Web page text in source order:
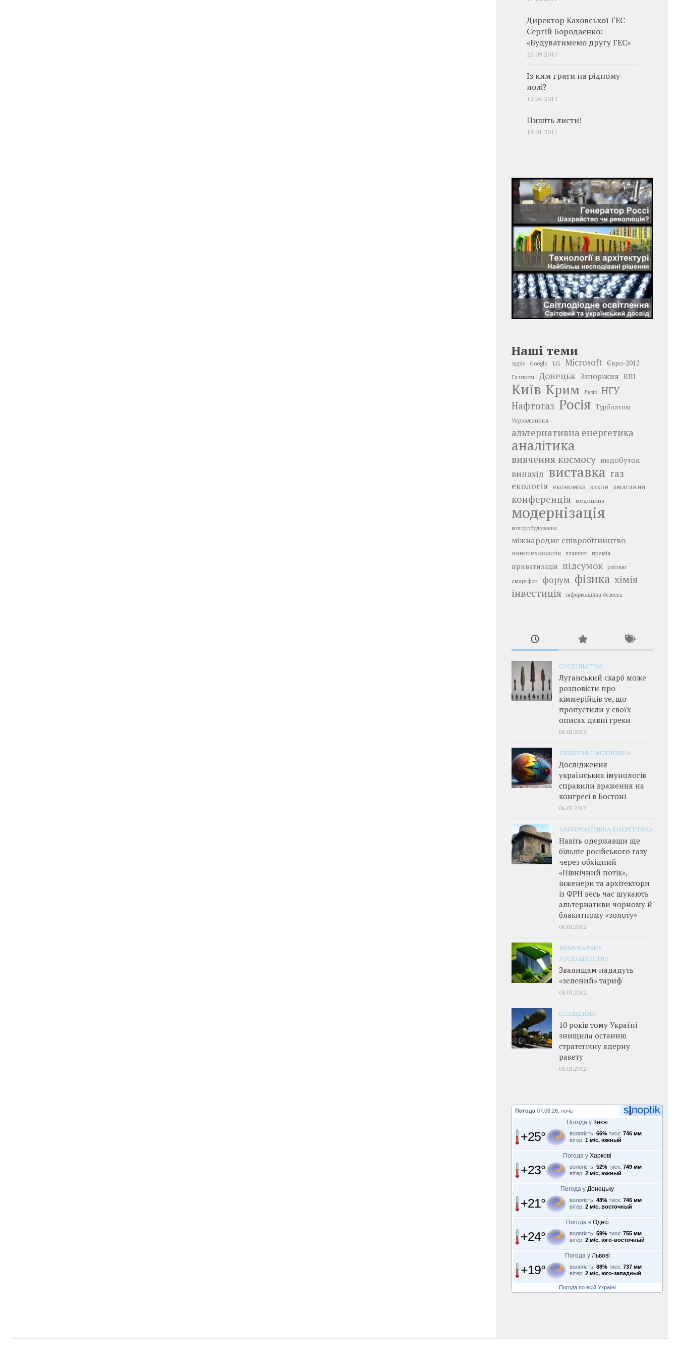
Директор Каховської ГЕС
Сергій Бородаєнко:
«Будуватимемо другу ГЕС»
23.09.2011
Із ким грати на рідному
полі?
12.04.2011
Пишіть листи!
18.01.2011
Наші теми
Apple Google LG Microsoft Євро-2012
Газпром Донецьк Запоріжжя КПІ
Київ Крим Львів
НГУ
Нафтогаз Росія Турбоатом
Укрзалізниця
альтернативна енергетика
аналітика
вивчення космосу видобуток
винахід виставка газ
екологія економіка закон змагання
конференція медицина
модернізація
моторобудування
міжнародне співробітництво
нанотехнологія планшет премія
приватизація підсумок рейтинг
смартфон форум фізика хімія
інвестиція інформаційна безпека
СУСПІЛЬСТВО
Луганський скарб може
розповісти про
кіммерійців те, що
пропустили у своїх
описах давні греки
06.01.2012
БІОЛОГІЯ І МЕДИЦИНА
Дослідження
українських імунологів
справили враження на
конгресі в Бостоні
06.01.2012
АЛЬТЕРНАТИВНА ЕНЕРГЕТИКА
Навіть одержавши ще
більше російського газу
через обхідний
«Північний потік»,­
інженери та архітектори
із ФРН весь час шукають
альтернативи чорному й
блакитному «золоту»
06.01.2012
КОМУНАЛЬНЕ
ГОСПОДАРСТВО
Звалищам нададуть
«зелений» тариф
05.01.2012
СПАДЩИНА
10 років тому Україні
знищила останню
стратегічну ядерну
ракету
05.01.2012
Погода 07.08.26, ночь
Погода у Києві
+25° вологість: 66% тиск: 746 мм
вітер: 1 м/с, южный
Погода у Харкові
+23° вологість: 52% тиск: 749 мм
вітер: 2 м/с, южный
Погода у Донецьку
+21° вологість: 48% тиск: 746 мм
вітер: 2 м/с, восточный
Погода в Одесі
+24° вологість: 59% тиск: 755 мм
вітер: 2 м/с, юго-восточный
Погода у Львові
+19° вологість: 88% тиск: 737 мм
вітер: 2 м/с, юго-западный
Погода по всій Україні